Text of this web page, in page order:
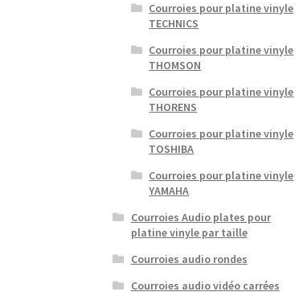
Courroies pour platine vinyle
TECHNICS
Courroies pour platine vinyle
THOMSON
Courroies pour platine vinyle
THORENS
Courroies pour platine vinyle
TOSHIBA
Courroies pour platine vinyle
YAMAHA
Courroies Audio plates pour
platine vinyle par taille
Courroies audio rondes
Courroies audio vidéo carrées